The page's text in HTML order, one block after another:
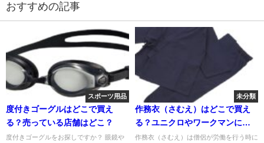
おすすめの記事
スポーツ用品
度付きゴーグルはどこで買え
る？売っている店舗はどこ？
度付きゴーグルをお探しですか？ 眼鏡や
未分類
作務衣（さむえ）はどこで買え
る？ユニクロやワークマンに売
っている？
作務衣（さむえ）は僧侶が労働を行う時に